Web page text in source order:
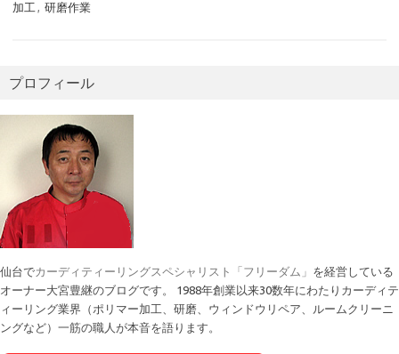
加工 , 研磨作業
プロフィール
仙台でカーディティーリングスペシャリスト「フリーダム」 を経営している
オーナー大宮豊継のブログです。 1988年創業以来30数年にわたりカーディテ
ィーリング業界（ポリマー加工、研磨、ウィンドウリペア、ルームクリーニ
ングなど）一筋の職人が本音を語ります。